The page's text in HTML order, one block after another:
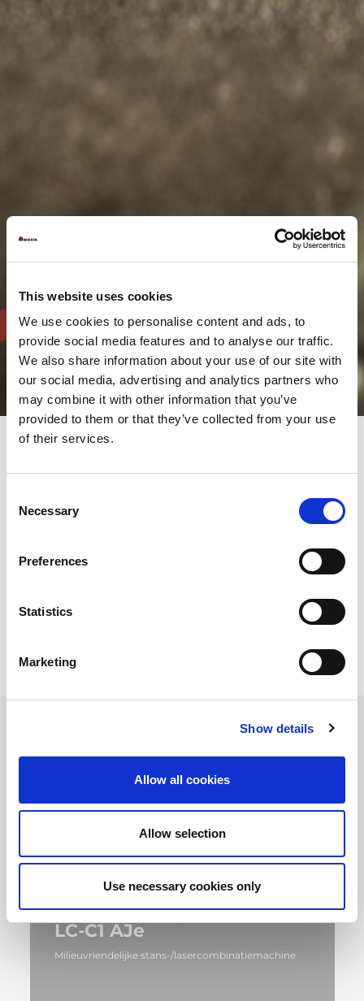
This website uses cookies
We use cookies to personalise content and ads, to
provide social media features and to analyse our traffic.
We also share information about your use of our site with
our social media, advertising and analytics partners who
may combine it with other information that you’ve
provided to them or that they’ve collected from your use
of their services.
Selection
Necessary
Preferences
Statistics
Marketing
Show details
Allow all cookies
Allow selection
Use necessary cookies only
Door de productiviteit van de unieke turretstansmachine van
kunnen deze machines worden gebruikt voor verschillende
bewerkingstaken die in een eindproduct resulteren dat geen
cruciaal bij combi-machines. Twee machines in één elimineren
de noodzaak van secundaire bewerkingen. Stansen, vormen,
tappen en lasersnijden op één machine staat gelijk aan
gebruikt voor complexe vervormingen, waarbij het
LC-C1 AJe
Milieuvriendelijke stans-/lasercombinatiemachine